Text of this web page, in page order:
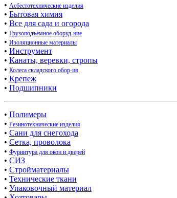
• Асбестотехнические изделия
• Бытовая химия
• Все для сада и огорода
• Грузоподъемное оборуд-ние
• Изоляционные материалы
• Инструмент
• Канаты, веревки, стропы
• Колеса складского обор-ия
• Крепеж
• Подшипники
• Полимеры
• Резинотехнические изделия
• Сани для снегохода
• Сетка, проволока
• Фурнитура для окон и дверей
• СИЗ
• Стройматериалы
• Технические ткани
• Упаковочный материал